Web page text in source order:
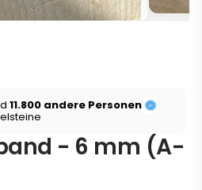
11.800 andere Personen
- 6 mm (A-